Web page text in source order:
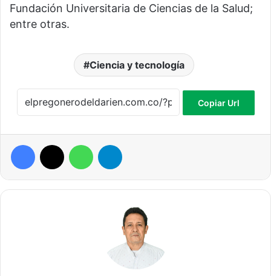
Fundación Universitaria de Ciencias de la Salud;
entre otras.
Ciencia y tecnología
Copiar Url
Facebook WhatsApp